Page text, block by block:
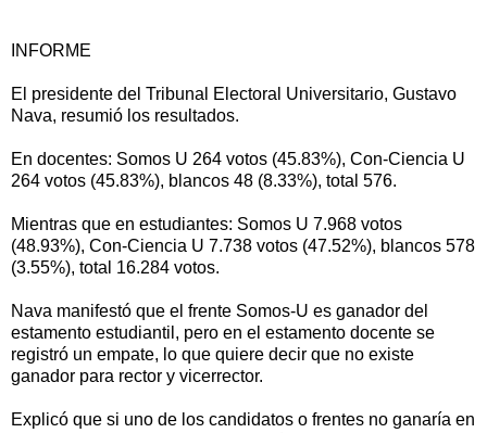
INFORME
El presidente del Tribunal Electoral Universitario, Gustavo
Nava, resumió los resultados.
En docentes: Somos U 264 votos (45.83%), Con-Ciencia U
264 votos (45.83%), blancos 48 (8.33%), total 576.
Mientras que en estudiantes: Somos U 7.968 votos
(48.93%), Con-Ciencia U 7.738 votos (47.52%), blancos 578
(3.55%), total 16.284 votos.
Nava manifestó que el frente Somos-U es ganador del
estamento estudiantil, pero en el estamento docente se
registró un empate, lo que quiere decir que no existe
ganador para rector y vicerrector.
Explicó que si uno de los candidatos o frentes no ganaría en